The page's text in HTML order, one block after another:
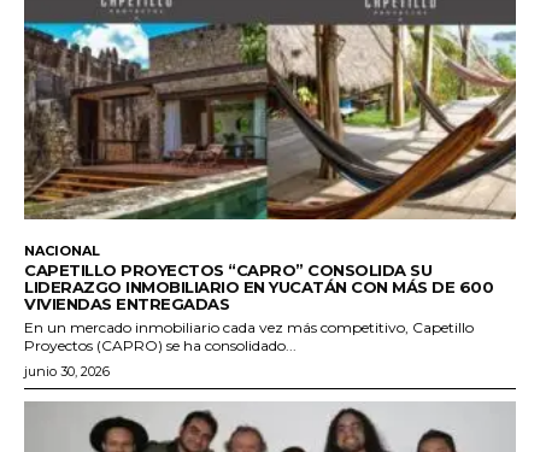
NACIONAL
CAPETILLO PROYECTOS “CAPRO” CONSOLIDA SU
LIDERAZGO INMOBILIARIO EN YUCATÁN CON MÁS DE 600
VIVIENDAS ENTREGADAS
En un mercado inmobiliario cada vez más competitivo, Capetillo
Proyectos (CAPRO) se ha consolidado...
junio 30, 2026